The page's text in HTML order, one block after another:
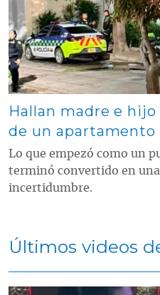
Hallan madre e
de un apartamento
Lo que empezó como un
terminó convertido en
incertidumbre.
Últimos videos